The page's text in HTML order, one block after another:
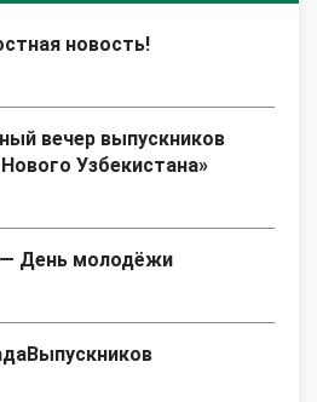
новость!
вечер выпускников
Узбекистана»
День молодёжи